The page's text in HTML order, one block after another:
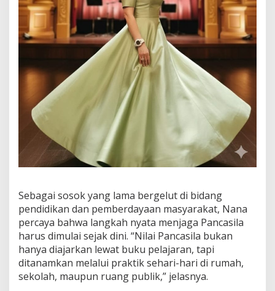
Sebagai sosok yang lama bergelut di bidang
pendidikan dan pemberdayaan masyarakat, Nana
percaya bahwa langkah nyata menjaga Pancasila
harus dimulai sejak dini. “Nilai Pancasila bukan
hanya diajarkan lewat buku pelajaran, tapi
ditanamkan melalui praktik sehari-hari di rumah,
sekolah, maupun ruang publik,” jelasnya.